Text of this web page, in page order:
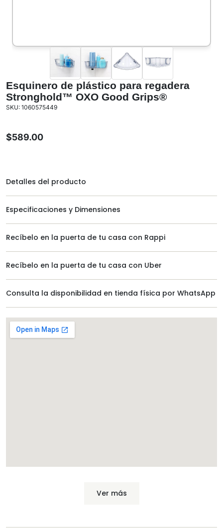
Esquinero de plástico para regadera
Stronghold™ OXO Good Grips®
SKU: 1060575449
$589.00
Detalles del producto
Especificaciones y Dimensiones
Recíbelo en la puerta de tu casa con Rappi
Recíbelo en la puerta de tu casa con Uber
Consulta la disponibilidad en tienda física por WhatsApp
Ver más